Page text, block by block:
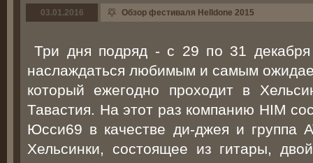
03.01.2016 Обзор фестиваля Helldone 2015
Три дня подряд - с 29 по 31
наслаждаться любимым и самым
который ежегодно проходит в
Тавастия. На этот раз компанию HIM
Юсси69 в качестве ди-джея и группа
Хельсинки, состоящее из гитары,